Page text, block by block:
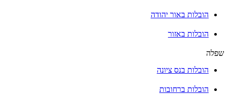
הובלות באור יהודה
הובלות באזור
שפלה
הובלות בנס ציונה
הובלות ברחובות